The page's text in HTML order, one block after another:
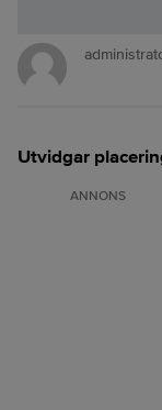
Utvidgar
ANNONS